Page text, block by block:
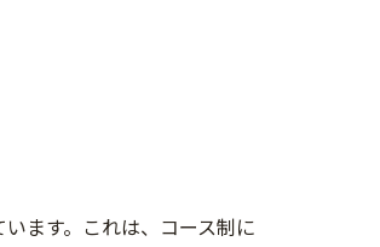
ます。これは、コース制に